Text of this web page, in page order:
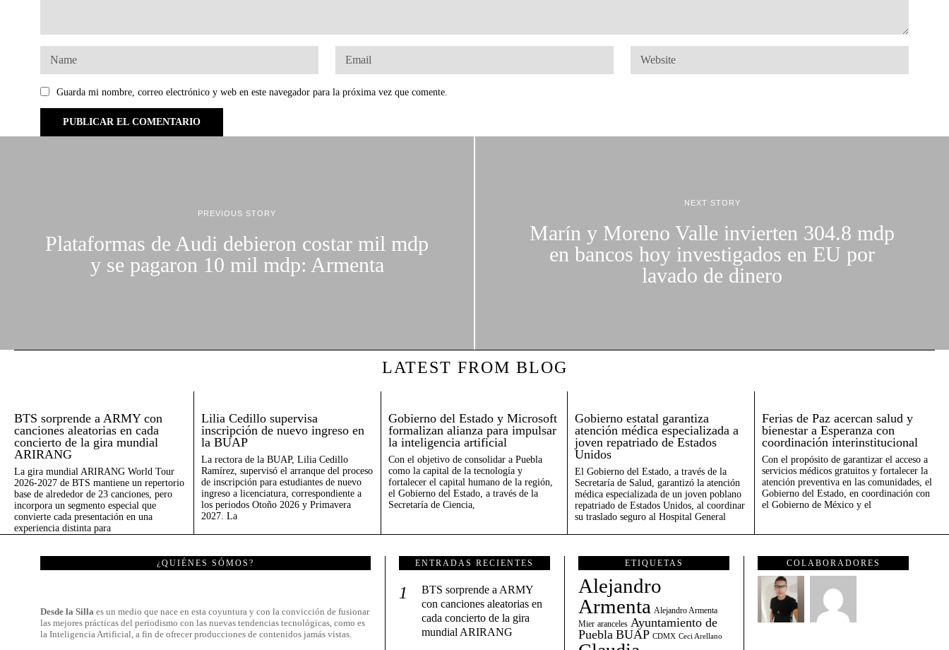
Guarda mi nombre, correo electrónico y web en este navegador para la próxima vez que comente.
PREVIOUS STORY
Plataformas de Audi debieron costar mil mdp
y se pagaron 10 mil mdp: Armenta
NEXT STORY
Marín y Moreno Valle invierten 304.8 mdp
en bancos hoy investigados en EU por
lavado de dinero
LATEST FROM BLOG
BTS sorprende a ARMY con
canciones aleatorias en cada
concierto de la gira mundial
ARIRANG
La gira mundial ARIRANG World Tour
2026-2027 de BTS mantiene un repertorio
base de alrededor de 23 canciones, pero
incorpora un segmento especial que
convierte cada presentación en una
experiencia distinta para
Lilia Cedillo supervisa
inscripción de nuevo ingreso en
la BUAP
La rectora de la BUAP, Lilia Cedillo
Ramírez, supervisó el arranque del proceso
de inscripción para estudiantes de nuevo
ingreso a licenciatura, correspondiente a
los periodos Otoño 2026 y Primavera
2027. La
Gobierno del Estado y Microsoft
formalizan alianza para impulsar
la inteligencia artificial
Con el objetivo de consolidar a Puebla
como la capital de la tecnología y
fortalecer el capital humano de la región,
el Gobierno del Estado, a través de la
Secretaría de Ciencia,
Gobierno estatal garantiza
atención médica especializada a
joven repatriado de Estados
Unidos
El Gobierno del Estado, a través de la
Secretaría de Salud, garantizó la atención
médica especializada de un joven poblano
repatriado de Estados Unidos, al coordinar
su traslado seguro al Hospital General
Ferias de Paz acercan salud y
bienestar a Esperanza con
coordinación interinstitucional
Con el propósito de garantizar el acceso a
servicios médicos gratuitos y fortalecer la
atención preventiva en las comunidades, el
Gobierno del Estado, en coordinación con
el Gobierno de México y el
¿QUIÉNES SÓMOS?
Desde la Silla es un medio que nace en esta coyuntura y con la convicción de fusionar
las mejores prácticas del periodismo con las nuevas tendencias tecnológicas, como es
la Inteligencia Artificial, a fin de ofrecer producciones de contenidos jamás vistas.
ENTRADAS RECIENTES
BTS sorprende a ARMY
con canciones aleatorias en
cada concierto de la gira
mundial ARIRANG
ETIQUETAS
Alejandro
Armenta Alejandro Armenta
Mier aranceles Ayuntamiento de
Puebla BUAP CDMX Ceci Arellano
COLABORADORES